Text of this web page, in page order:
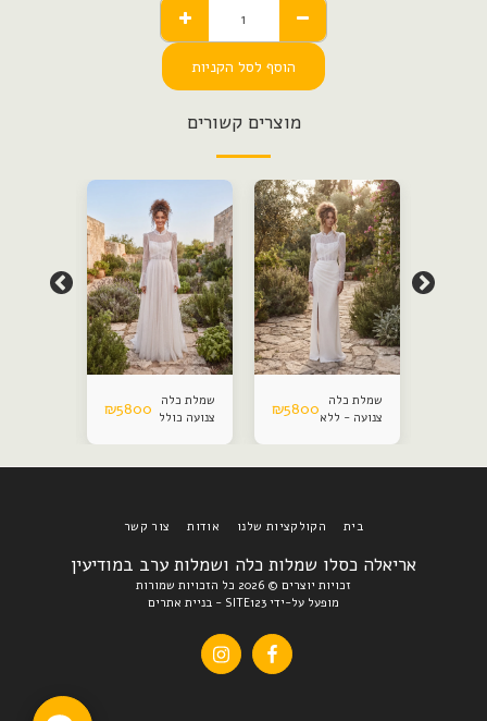
הוסף לסל הקניות
מוצרים קשורים
שמלת כלה
צנועה - ללא
₪5800
שמלת כלה
צנועה כולל
₪5800
אריאלה כסלו שמלות כלה ושמלות ערב במודיעין
זכויות יוצרים © 2026 כל הזכויות שמורות
מופעל על-ידי SITE123
- בניית אתרים
בית הקולקציות שלנו אודות צור קשר